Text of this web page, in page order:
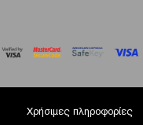
Χρήσιμες πληροφορίες